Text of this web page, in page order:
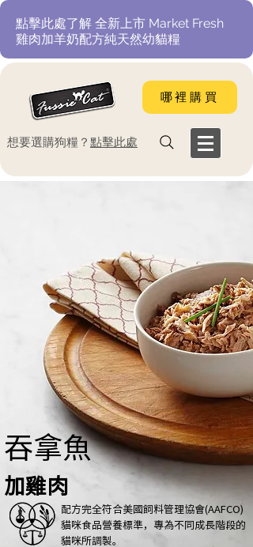
​點擊此處了解 全新上市 Market Fresh
雞肉加羊奶配方純天然幼貓糧
哪裡購買
​想要選購狗糧？ 點擊此處
吞拿魚
加雞肉
配方完全符合美國飼料管理協會(AAFCO)
貓咪食品營養標準，專為不同成長階段的
貓咪所調製。